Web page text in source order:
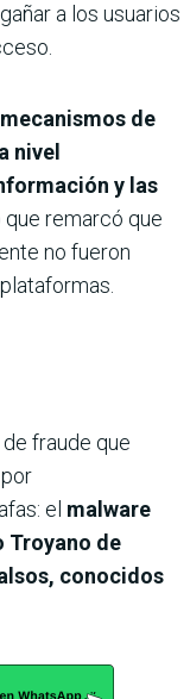
a los usuarios
de
nivel
y las
que remarcó que
no fueron
fraude que
el malware
Troyano de
conocidos